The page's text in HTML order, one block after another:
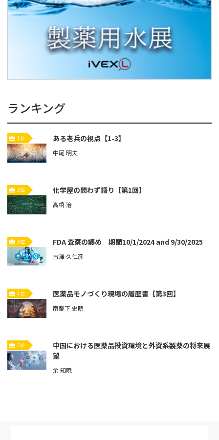
ランキング
1位 ある老兵の視点【1-3】
中尾 明夫
2位 化学屋の問わず語り【第1回】
高橋 治
3位 FDA 査察の纏め 期間10/1/2024 and 9/30/2025
古澤 久仁彦
4位 医薬品モノづくり現場の履歴書【第3回】
南都下 史朗
5位
中国における医薬品投資環境と外資系製薬の将来展
望
余 知暁